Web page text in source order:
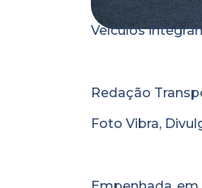
Veículos
Redação
Foto Vibra,